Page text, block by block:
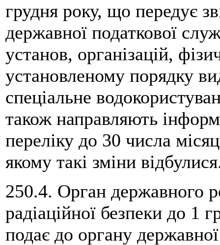
грудня року, що передує
державної податкової
установ, організацій,
установленому порядку
спеціальне
також направляють
переліку до 30 числа
якому такі зміни
250.4. Орган державного
радіаційної безпеки до 1
подає до органу